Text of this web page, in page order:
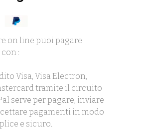
on line puoi pagare
:
Visa, Visa Electron,
tramite il circuito
serve per pagare, inviare
pagamenti in modo
e sicuro.